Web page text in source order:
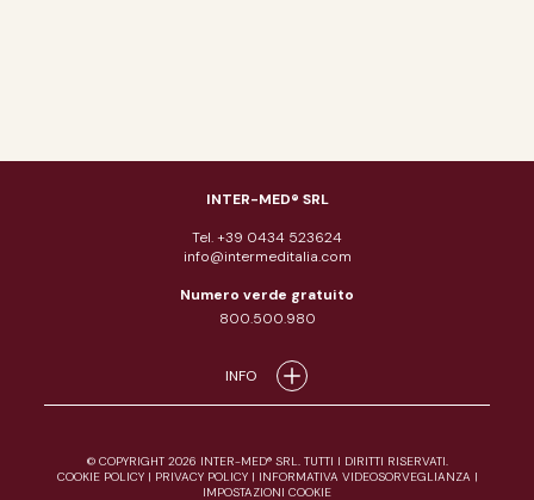
INTER-MED® SRL
Tel. +39 0434 523624
info@intermeditalia.com
Numero verde gratuito
800.500.980
INFO
© COPYRIGHT 2026 INTER-MED® SRL. TUTTI I DIRITTI RISERVATI.
COOKIE POLICY| PRIVACY POLICY| INFORMATIVA VIDEOSORVEGLIANZA |
IMPOSTAZIONI COOKIE